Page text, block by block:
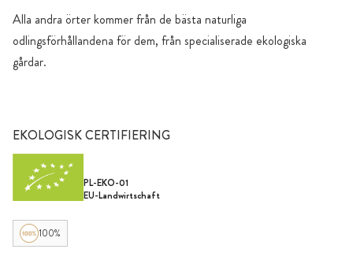
Alla andra örter kommer från de bästa naturliga
odlingsförhållandena för dem, från specialiserade ekologiska
gårdar.
EKOLOGISK CERTIFIERING
PL-EKO-01
EU-Landwirtschaft
100%